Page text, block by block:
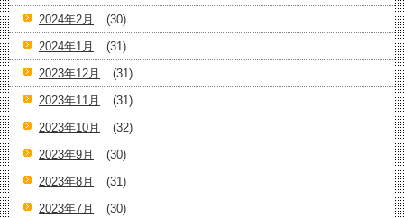
2024年2月
(30)
2024年1月
(31)
2023年12月
(31)
2023年11月
(31)
2023年10月
(32)
2023年9月
(30)
2023年8月
(31)
2023年7月
(30)